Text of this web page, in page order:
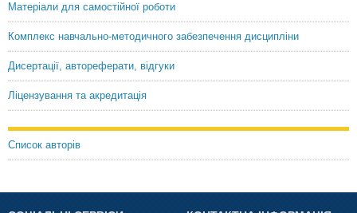
Матеріали для самостійної роботи
Комплекс навчально-методичного забезпечення дисципліни
Дисертації, автореферати, відгуки
Ліцензування та акредитація
Список авторів